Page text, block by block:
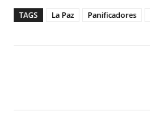
TAGS La Paz Panificadores